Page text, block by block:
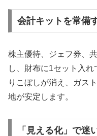
会計キットを常備
株主優待、ジェフ券、
し、財布に1セット入
りこぼしが消え、ガス
地が安定します。
「見える化」で迷